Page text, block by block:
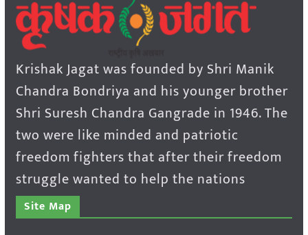
Krishak Jagat was founded by Shri Manik
Chandra Bondriya and his younger brother
Shri Suresh Chandra Gangrade in 1946. The
two were like minded and patriotic
freedom fighters that after their freedom
struggle wanted to help the nations
Site Map